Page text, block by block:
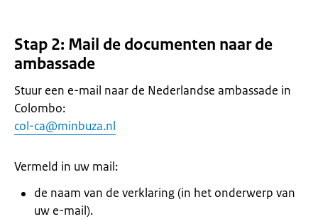
Stap 2: Mail de documenten naar de
ambassade
Stuur een e-mail naar de Nederlandse ambassade in
Colombo:
col-ca@minbuza.nl
Vermeld in uw mail:
de naam van de verklaring (in het onderwerp van
uw e-mail).